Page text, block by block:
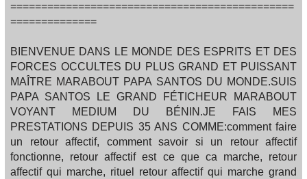
==============================================
==============
BIENVENUE DANS LE MONDE DES ESPRITS ET DES
FORCES OCCULTES DU PLUS GRAND ET PUISSANT
MAÎTRE MARABOUT PAPA SANTOS DU MONDE.SUIS
PAPA SANTOS LE GRAND FÉTICHEUR MARABOUT
VOYANT MEDIUM DU BÉNIN.JE FAIS MES
PRESTATIONS DEPUIS 35 ANS COMME:comment faire
un retour affectif, comment savoir si un retour affectif
fonctionne, retour affectif est ce que ca marche, retour
affectif qui marche, rituel retour affectif qui marche grand